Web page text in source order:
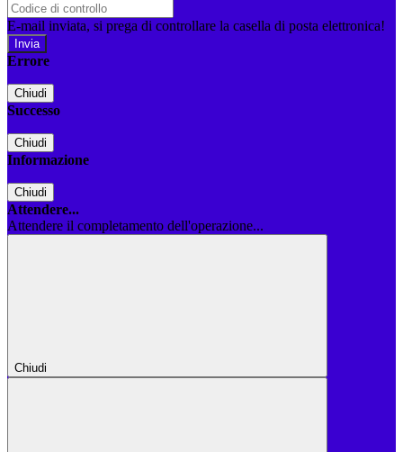
E-mail inviata, si prega di controllare la casella di posta elettronica!
Errore
Chiudi
Successo
Chiudi
Informazione
Chiudi
Attendere...
Attendere il completamento dell'operazione...
Chiudi